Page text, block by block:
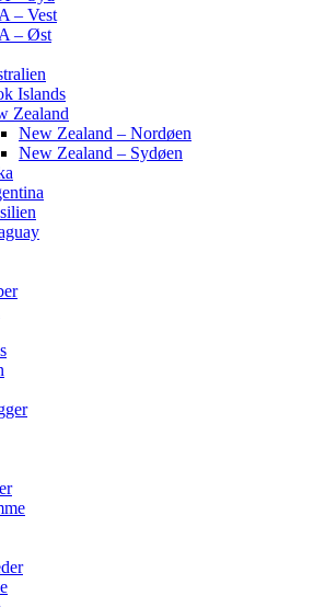
– Vest
– Øst
Islands
Zealand
New Zealand – Nordøen
New Zealand – Sydøen